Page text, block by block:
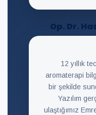
Op. Dr.
12 yıllık
aromaterapi
bir şekilde
Yazılım
ulaştığımız